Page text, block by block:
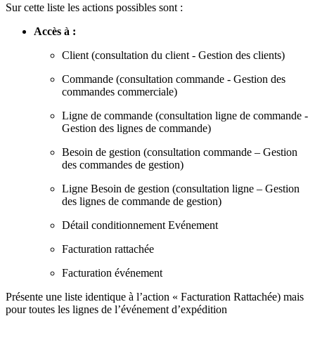
Sur cette liste les actions possibles sont :
Accès à :
Client (consultation du client - Gestion des clients)
Commande (consultation commande - Gestion des
commandes commerciale)
Ligne de commande (consultation ligne de commande -
Gestion des lignes de commande)
Besoin de gestion (consultation commande – Gestion
des commandes de gestion)
Ligne Besoin de gestion (consultation ligne – Gestion
des lignes de commande de gestion)
Détail conditionnement Evénement
Facturation rattachée
Facturation événement
Présente une liste identique à l’action « Facturation Rattachée) mais
pour toutes les lignes de l’événement d’expédition